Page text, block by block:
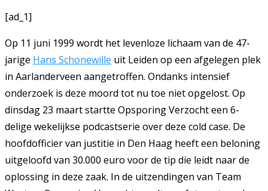
[ad_1]
Op 11 juni 1999 wordt het levenloze lichaam van de 47-
jarige Hans Schonewille uit Leiden op een afgelegen plek
in Aarlanderveen aangetroffen. Ondanks intensief
onderzoek is deze moord tot nu toe niet opgelost. Op
dinsdag 23 maart startte Opsporing Verzocht een 6-
delige wekelijkse podcastserie over deze cold case. De
hoofdofficier van justitie in Den Haag heeft een beloning
uitgeloofd van 30.000 euro voor de tip die leidt naar de
oplossing in deze zaak. In de uitzendingen van Team